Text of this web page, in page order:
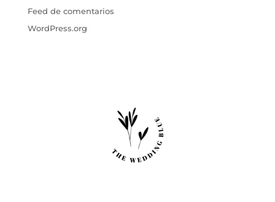
Feed de comentarios
WordPress.org